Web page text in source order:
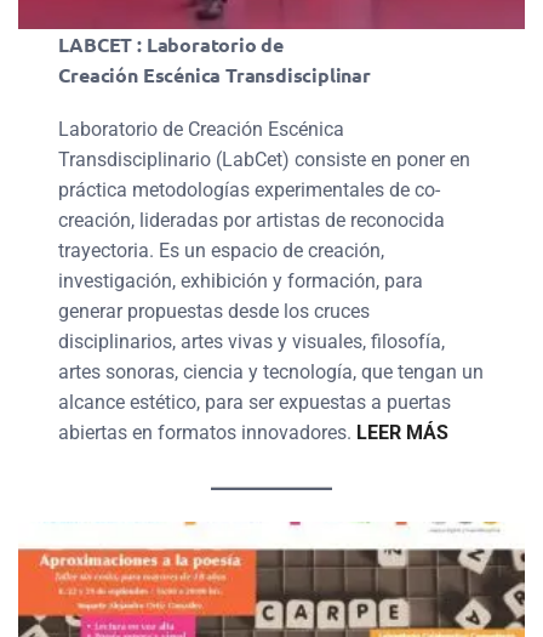
LABCET : Laboratorio de
Creación Escénica Transdisciplinar
Laboratorio de Creación Escénica
Transdisciplinario (LabCet) consiste en poner en
práctica metodologías experimentales de co-
creación, lideradas por artistas de reconocida
trayectoria. Es un espacio de creación,
investigación, exhibición y formación, para
generar propuestas desde los cruces
disciplinarios, artes vivas y visuales, filosofía,
artes sonoras, ciencia y tecnología, que tengan un
alcance estético, para ser expuestas a puertas
abiertas en formatos innovadores. LEER MÁS